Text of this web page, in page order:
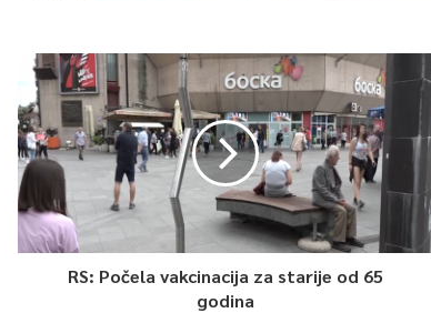
RS: Počela vakcinacija za starije od 65
godina